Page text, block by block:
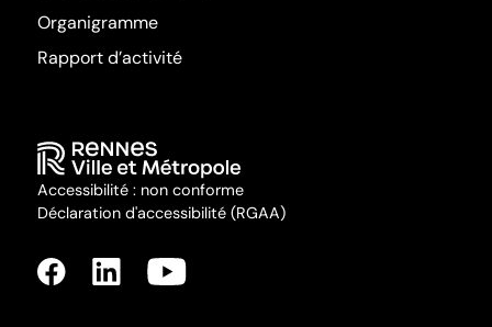
Organigramme
Rapport d’activité
Accessibilité : non conforme
Déclaration d'accessibilité (RGAA)